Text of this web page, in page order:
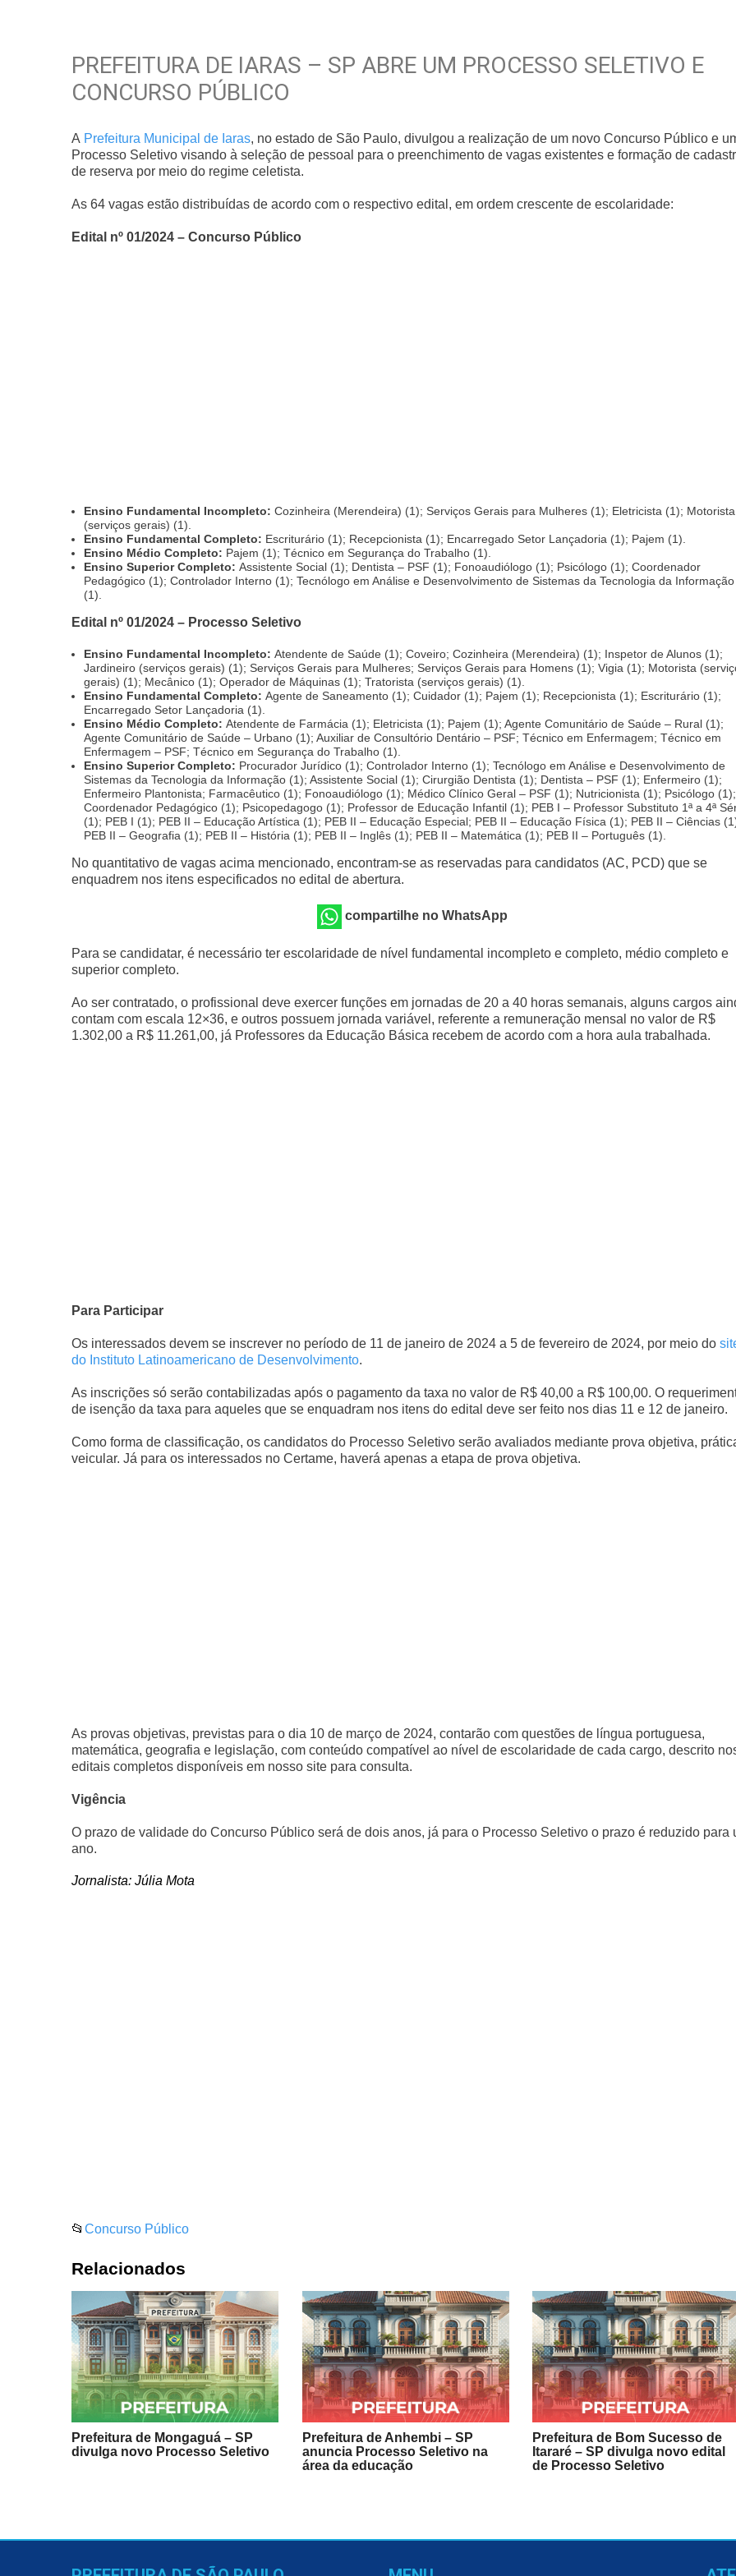
PREFEITURA DE IARAS – SP ABRE UM PROCESSO SELETIVO E
CONCURSO PÚBLICO
A Prefeitura Municipal de Iaras, no estado de São Paulo, divulgou a realização de um novo Concurso Público e
Processo Seletivo visando à seleção de pessoal para o preenchimento de vagas existentes e formação de
de reserva por meio do regime celetista.
As 64 vagas estão distribuídas de acordo com o respectivo edital, em ordem crescente de escolaridade:
Edital nº 01/2024 – Concurso Público
Ensino Fundamental Incompleto: Cozinheira (Merendeira) (1); Serviços Gerais para Mulheres (1); Eletricista (1); Motorista
(serviços gerais) (1).
Ensino Fundamental Completo: Escriturário (1); Recepcionista (1); Encarregado Setor Lançadoria (1); Pajem (1).
Ensino Médio Completo: Pajem (1); Técnico em Segurança do Trabalho (1).
Ensino Superior Completo: Assistente Social (1); Dentista – PSF (1); Fonoaudiólogo (1); Psicólogo (1); Coordenador
Pedagógico (1); Controlador Interno (1); Tecnólogo em Análise e Desenvolvimento de Sistemas da Tecnologia da Informação
(1).
Edital nº 01/2024 – Processo Seletivo
Ensino Fundamental Incompleto: Atendente de Saúde (1); Coveiro; Cozinheira (Merendeira) (1); Inspetor de Alunos (1);
Jardineiro (serviços gerais) (1); Serviços Gerais para Mulheres; Serviços Gerais para Homens (1); Vigia (1); Motorista
gerais) (1); Mecânico (1); Operador de Máquinas (1); Tratorista (serviços gerais) (1).
Ensino Fundamental Completo: Agente de Saneamento (1); Cuidador (1); Pajem (1); Recepcionista (1); Escriturário (1);
Encarregado Setor Lançadoria (1).
Ensino Médio Completo: Atendente de Farmácia (1); Eletricista (1); Pajem (1); Agente Comunitário de Saúde – Rural (1);
Agente Comunitário de Saúde – Urbano (1); Auxiliar de Consultório Dentário – PSF; Técnico em Enfermagem; Técnico em
Enfermagem – PSF; Técnico em Segurança do Trabalho (1).
Ensino Superior Completo: Procurador Jurídico (1); Controlador Interno (1); Tecnólogo em Análise e Desenvolvimento de
Sistemas da Tecnologia da Informação (1); Assistente Social (1); Cirurgião Dentista (1); Dentista – PSF (1); Enfermeiro (1);
Enfermeiro Plantonista; Farmacêutico (1); Fonoaudiólogo (1); Médico Clínico Geral – PSF (1); Nutricionista (1); Psicólogo (1);
Coordenador Pedagógico (1); Psicopedagogo (1); Professor de Educação Infantil (1); PEB I – Professor Substituto 1ª a 4ª
(1); PEB I (1); PEB II – Educação Artística (1); PEB II – Educação Especial; PEB II – Educação Física (1); PEB II – Ciências
PEB II – Geografia (1); PEB II – História (1); PEB II – Inglês (1); PEB II – Matemática (1); PEB II – Português (1).
No quantitativo de vagas acima mencionado, encontram-se as reservadas para candidatos (AC, PCD) que se
enquadrem nos itens especificados no edital de abertura.
compartilhe no WhatsApp
Para se candidatar, é necessário ter escolaridade de nível fundamental incompleto e completo, médio completo e
superior completo.
Ao ser contratado, o profissional deve exercer funções em jornadas de 20 a 40 horas semanais, alguns cargos
contam com escala 12×36, e outros possuem jornada variável, referente a remuneração mensal no valor de R$
1.302,00 a R$ 11.261,00, já Professores da Educação Básica recebem de acordo com a hora aula trabalhada.
Para Participar
Os interessados devem se inscrever no período de 11 de janeiro de 2024 a 5 de fevereiro de 2024, por meio do
do Instituto Latinoamericano de Desenvolvimento.
As inscrições só serão contabilizadas após o pagamento da taxa no valor de R$ 40,00 a R$ 100,00. O
de isenção da taxa para aqueles que se enquadram nos itens do edital deve ser feito nos dias 11 e 12 de janeiro.
Como forma de classificação, os candidatos do Processo Seletivo serão avaliados mediante prova objetiva,
veicular. Já para os interessados no Certame, haverá apenas a etapa de prova objetiva.
As provas objetivas, previstas para o dia 10 de março de 2024, contarão com questões de língua portuguesa,
matemática, geografia e legislação, com conteúdo compatível ao nível de escolaridade de cada cargo, descrito
editais completos disponíveis em nosso site para consulta.
Vigência
O prazo de validade do Concurso Público será de dois anos, já para o Processo Seletivo o prazo é reduzido para
ano.
Jornalista: Júlia Mota
📂 Concurso Público
Relacionados
Prefeitura de Mongaguá – SP
divulga novo Processo Seletivo
Prefeitura de Anhembi – SP
anuncia Processo Seletivo na
área da educação
Prefeitura de Bom Sucesso de
Itararé – SP divulga novo edital
de Processo Seletivo